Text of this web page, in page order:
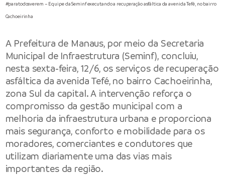
#paratodosverem – Equipe da Seminf executando a recuperação asfáltica da avenida Tefé, no bairro
Cachoeirinha
A Prefeitura de Manaus, por meio da Secretaria
Municipal de Infraestrutura (Seminf), concluiu,
nesta sexta-feira, 12/6, os serviços de recuperação
asfáltica da avenida Tefé, no bairro Cachoeirinha,
zona Sul da capital. A intervenção reforça o
compromisso da gestão municipal com a
melhoria da infraestrutura urbana e proporciona
mais segurança, conforto e mobilidade para os
moradores, comerciantes e condutores que
utilizam diariamente uma das vias mais
importantes da região.